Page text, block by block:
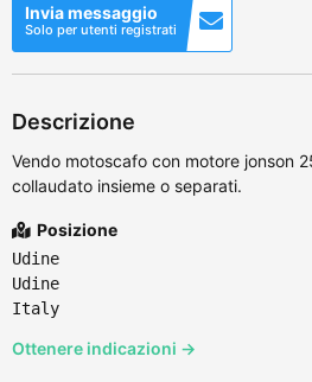
Invia messaggio
Solo per utenti registrati
Descrizione
Vendo motoscafo con motore jonson
collaudato insieme o separati.
Posizione
Udine
Udine
Italy
Ottenere indicazioni →